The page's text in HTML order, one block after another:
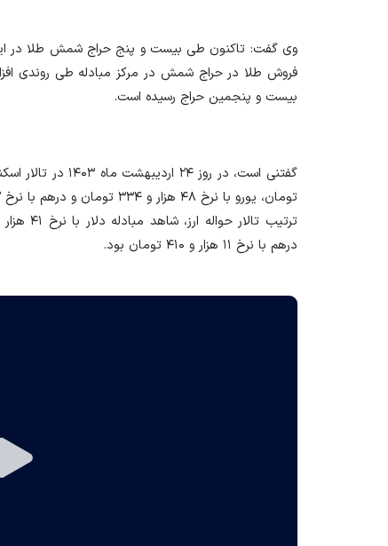
بیست و پنجمین حراج رسیده است.
درهم با نرخ ۱۱ هزار و ۴۱۰ تومان بود.
Play